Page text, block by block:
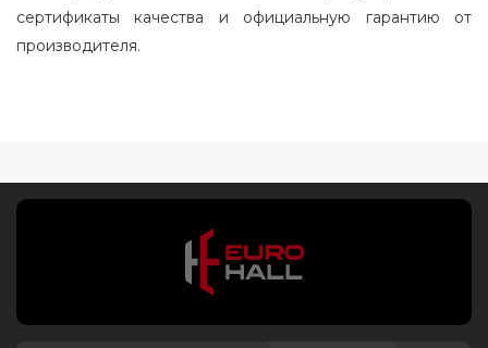
сертификаты качества и официальную гарантию от
производителя.